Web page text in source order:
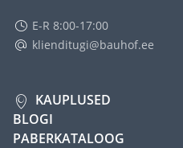
E-R 8:00-17:00
klienditugi@bauhof.ee
KAUPLUSED
BLOGI
PABERKATALOOG